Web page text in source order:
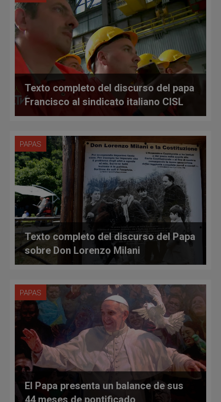
Texto completo del discurso del papa
Francisco al sindicato italiano CISL
PAPAS
Texto completo del discurso del Papa
sobre Don Lorenzo Milani
PAPAS
El Papa presenta un balance de sus
44 meses de pontificado